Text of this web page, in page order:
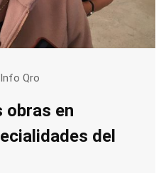
Info Qro
obras en
del